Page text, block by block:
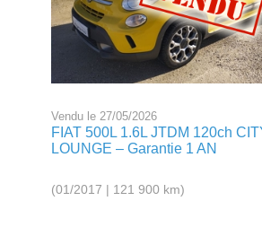
Vendu le 27/05/2026
FIAT 500L 1.6L JTDM 120ch
LOUNGE – Garantie 1 AN
(01/2017 | 121 900 km)